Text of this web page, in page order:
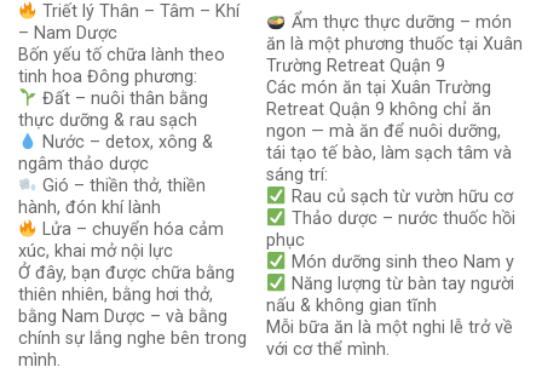
Triết lý Thân – Tâm – Khí
– Nam Dược
Bốn yếu tố chữa lành theo
tinh hoa Đông phương:
Đất – nuôi thân bằng
thực dưỡng & rau sạch
Nước – detox, xông &
ngâm thảo dược
Gió – thiền thở, thiền
hành, đón khí lành
Lửa – chuyển hóa cảm
xúc, khai mở nội lực
Ở đây, bạn được chữa bằng
thiên nhiên, bằng hơi thở,
bằng Nam Dược – và bằng
chính sự lắng nghe bên trong
mình.
Ẩm thực thực dưỡng – món
ăn là một phương thuốc tại Xuân
Trường Retreat Quận 9
Các món ăn tại Xuân Trường
Retreat Quận 9 không chỉ ăn
ngon — mà ăn để nuôi dưỡng,
tái tạo tế bào, làm sạch tâm và
sáng trí:
Rau củ sạch từ vườn hữu cơ
Thảo dược – nước thuốc hồi
phục
Món dưỡng sinh theo Nam y
Năng lượng từ bàn tay người
nấu & không gian tĩnh
Mỗi bữa ăn là một nghi lễ trở về
với cơ thể mình.